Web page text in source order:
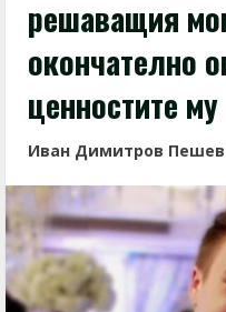
решаващия
окончателно
ценностите му
Иван Димитров Пешев